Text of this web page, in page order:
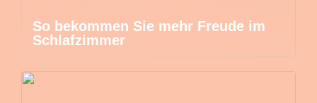
So bekommen Sie mehr Freude im
Schlafzimmer